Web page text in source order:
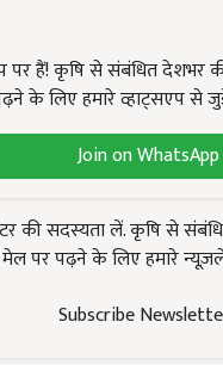
पर हैं! कृषि से संबंधित देशभर
के लिए हमारे व्हाट्सएप से
Join on WhatsApp
की सदस्यता लें. कृषि से
पर पढ़ने के लिए हमारे
Subscribe